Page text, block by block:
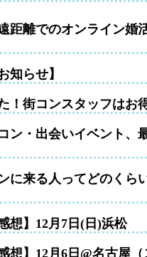
距離でのオンライン婚
知らせ】
！街コンスタッフはお
ン・出会いイベント、
に来る人ってどのくら
想】12月7日(日)浜松
想】12月6日@名古屋（